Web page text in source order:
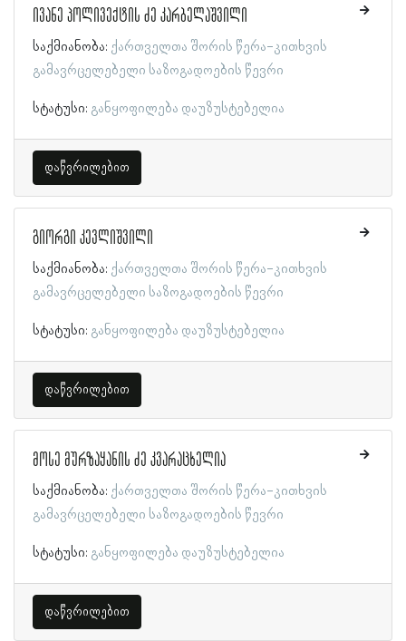
ივანე პოლივექტის ძე კარბელაშვილი
საქმიანობა: ქართველთა შორის წერა-კითხვის
გამავრცელებელი საზოგადოების წევრი
სტატუსი: განყოფილება დაუზუსტებელია
დაწვრილებით
გიორგი კევლიშვილი
საქმიანობა: ქართველთა შორის წერა-კითხვის
გამავრცელებელი საზოგადოების წევრი
სტატუსი: განყოფილება დაუზუსტებელია
დაწვრილებით
მოსე მურზაყანის ძე კვარაცხელია
საქმიანობა: ქართველთა შორის წერა-კითხვის
გამავრცელებელი საზოგადოების წევრი
სტატუსი: განყოფილება დაუზუსტებელია
დაწვრილებით